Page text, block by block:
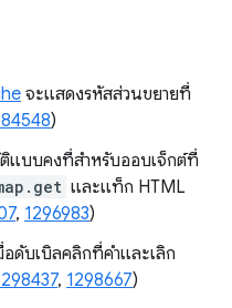
จะแสดงรหัสส่วนขยายที่
)
แบบคงที่สำหรับออบเจ็กต์ที่
และแท็ก HTML
, 1296983)
ดับเบิลคลิกที่คำและเลิก
, 1298667)